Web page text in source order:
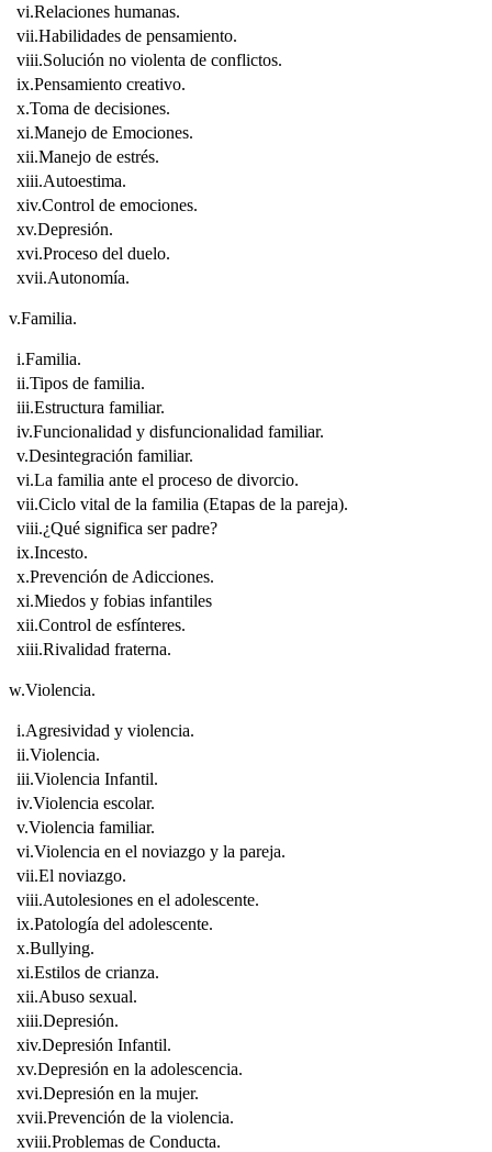
vi.Relaciones humanas.
vii.Habilidades de pensamiento.
viii.Solución no violenta de conflictos.
ix.Pensamiento creativo.
x.Toma de decisiones.
xi.Manejo de Emociones.
xii.Manejo de estrés.
xiii.Autoestima.
xiv.Control de emociones.
xv.Depresión.
xvi.Proceso del duelo.
xvii.Autonomía.
v.Familia.
i.Familia.
ii.Tipos de familia.
iii.Estructura familiar.
iv.Funcionalidad y disfuncionalidad familiar.
v.Desintegración familiar.
vi.La familia ante el proceso de divorcio.
vii.Ciclo vital de la familia (Etapas de la pareja).
viii.¿Qué significa ser padre?
ix.Incesto.
x.Prevención de Adicciones.
xi.Miedos y fobias infantiles
xii.Control de esfínteres.
xiii.Rivalidad fraterna.
w.Violencia.
i.Agresividad y violencia.
ii.Violencia.
iii.Violencia Infantil.
iv.Violencia escolar.
v.Violencia familiar.
vi.Violencia en el noviazgo y la pareja.
vii.El noviazgo.
viii.Autolesiones en el adolescente.
ix.Patología del adolescente.
x.Bullying.
xi.Estilos de crianza.
xii.Abuso sexual.
xiii.Depresión.
xiv.Depresión Infantil.
xv.Depresión en la adolescencia.
xvi.Depresión en la mujer.
xvii.Prevención de la violencia.
xviii.Problemas de Conducta.